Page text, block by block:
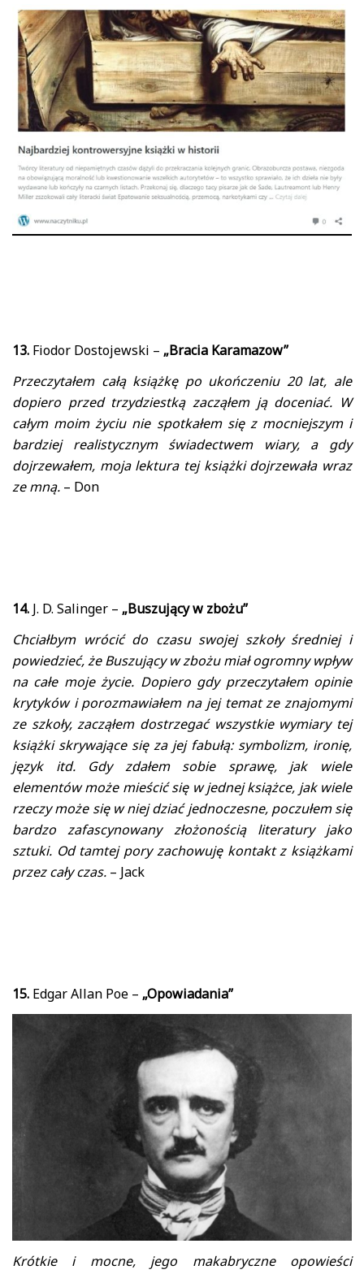
13. Fiodor Dostojewski – „Bracia Karamazow”
Przeczytałem całą książkę po ukończeniu 20 lat, ale
dopiero przed trzydziestką zacząłem ją doceniać. W
całym moim życiu nie spotkałem się z mocniejszym i
bardziej realistycznym świadectwem wiary, a gdy
dojrzewałem, moja lektura tej książki dojrzewała wraz
ze mną. – Don
14. J. D. Salinger – „Buszujący w zbożu”
Chciałbym wrócić do czasu swojej szkoły średniej i
powiedzieć, że Buszujący w zbożu miał ogromny wpływ
na całe moje życie. Dopiero gdy przeczytałem opinie
krytyków i porozmawiałem na jej temat ze znajomymi
ze szkoły, zacząłem dostrzegać wszystkie wymiary tej
książki skrywające się za jej fabułą: symbolizm, ironię,
język itd. Gdy zdałem sobie sprawę, jak wiele
elementów może mieścić się w jednej książce, jak wiele
rzeczy może się w niej dziać jednoczesne, poczułem się
bardzo zafascynowany złożonością literatury jako
sztuki. Od tamtej pory zachowuję kontakt z książkami
przez cały czas. – Jack
15. Edgar Allan Poe – „Opowiadania”
Krótkie i mocne, jego makabryczne opowieści